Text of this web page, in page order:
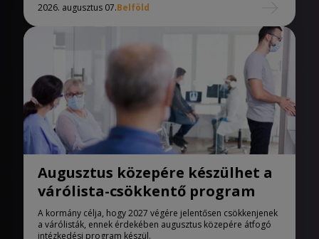
2026. augusztus 07.Belföld
Augusztus közepére készülhet a
várólista-csökkentő program
A kormány célja, hogy 2027 végére jelentősen csökkenjenek
a várólisták, ennek érdekében augusztus közepére átfogó
intézkedési program készül.